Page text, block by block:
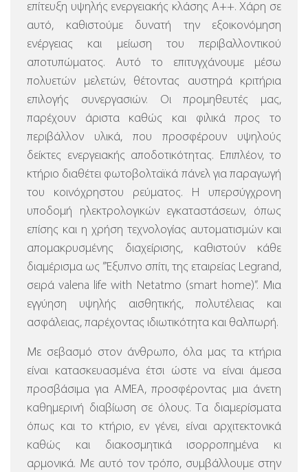
επίτευξη υψηλής ενεργειακής κλάσης Α++. Χάρη σε
αυτό, καθιστούμε δυνατή την εξοικονόμηση
ενέργειας και μείωση του περιβαλλοντικού
αποτυπώματος. Αυτό το επιτυγχάνουμε μέσω
πολυετών μελετών, θέτοντας αυστηρά κριτήρια
επιλογής συνεργασιών. Οι προμηθευτές μας,
παρέχουν άριστα καθώς και φιλικά προς το
περιβάλλον υλικά, που προσφέρουν υψηλούς
δείκτες ενεργειακής αποδοτικότητας. Επιπλέον, το
κτήριο διαθέτει φωτοβολταϊκά πάνελ για παραγωγή
του κοινόχρηστου ρεύματος. Η υπερσύγχρονη
υποδομή ηλεκτρολογικών εγκαταστάσεων, όπως
επίσης και η χρήση τεχνολογίας αυτοματισμών και
απομακρυσμένης διαχείρισης, καθιστούν κάθε
διαμέρισμα ως ”Έξυπνο σπίτι, της εταιρείας Legrand,
σειρά valena life with Netatmo (smart home)”. Μια
εγγύηση υψηλής αισθητικής, πολυτέλειας και
ασφάλειας, παρέχοντας ιδιωτικότητα και θαλπωρή.
Με σεβασμό στον άνθρωπο, όλα μας τα κτήρια
είναι κατασκευασμένα έτσι ώστε να είναι άμεσα
προσβάσιμα για ΑΜΕΑ, προσφέροντας μια άνετη
καθημερινή διαβίωση σε όλους. Τα διαμερίσματα
όπως και το κτήριο, εν γένει, είναι αρχιτεκτονικά
καθώς και διακοσμητικά ισορροπημένα κι
αρμονικά. Με αυτό τον τρόπο, συμβάλλουμε στην